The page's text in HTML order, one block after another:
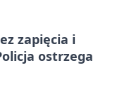
zapięcia i
ostrzega